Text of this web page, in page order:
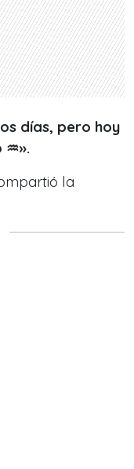
días, pero hoy
la